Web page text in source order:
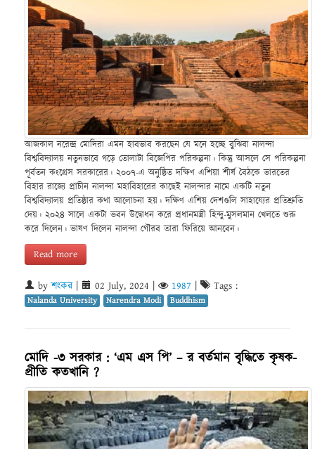
আজকাল নরেন্দ্র মোদিরা এমন হাবভাব করছেন যে মনে হচ্ছে বুঝিবা নালন্দা
বিশ্ববিদ্যালয় নতুনভাবে গড়ে তোলাটা বিজেপির পরিকল্পনা। কিন্তু আসলে সে পরিকল্পনা
পূর্বতন কংগ্রেস সরকারের। ২০০৭-এ অনুষ্ঠিত দক্ষিণ এশিয়া শীর্ষ বৈঠকে ভারতের
বিহার রাজ্যে প্রাচীন নালন্দা মহাবিহারের কাছেই নালন্দার নামে একটি নতুন
বিশ্ববিদ্যালয় প্রতিষ্ঠার কথা আলোচনা হয়। দক্ষিণ এশিয় দেশগুলি সাহায্যের প্রতিশ্রুতি
দেয়। ২০২৪ সালে একটা ভবন উদ্বোধন করে প্রধানমন্ত্রী হিন্দু-মুসলমান খেলতে শুরু
করে দিলেন। ভাষণ দিলেন নালন্দা গৌরব তারা ফিরিয়ে আনবেন।
Read more
byশংকর| 02 July, 2024 1987 Tags :
Nalanda University Narendra Modi Buddhism
মোদি -৩ সরকার : ‘এম এস পি’ – র বর্তমান বৃদ্ধিতে কৃষক-
প্রীতি কতখানি ?